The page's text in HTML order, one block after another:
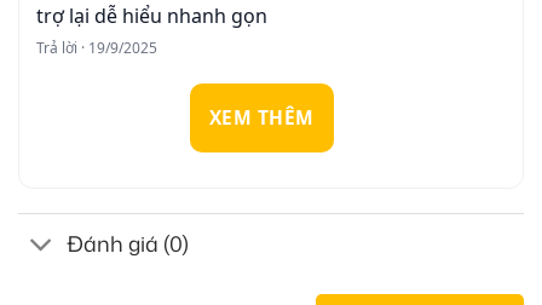
trợ lại dễ hiểu nhanh gọn
Trả lời · 19/9/2025
XEM THÊM
Đánh giá (0)